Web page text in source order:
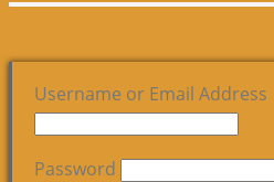
Username or Email Address
Password